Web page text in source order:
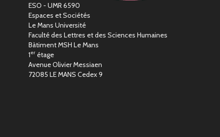
ESO - UMR 6590
Espaces et Sociétés
Le Mans Université
Faculté des Lettres et des Sciences Humaines
Bàtiment MSH Le Mans
1er étage
Avenue Olivier Messiaen
72085 LE MANS Cedex 9